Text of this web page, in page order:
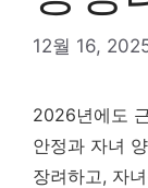
12월 16,
2026년에도
안정과 자녀
장려하고, 자